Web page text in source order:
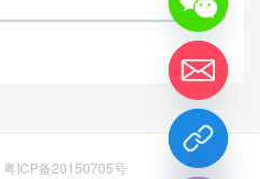
粤ICP备20150705号 Hide
chaty